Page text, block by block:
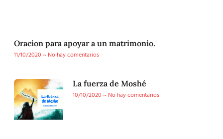
Oracion para apoyar a un matrimonio.
11/10/2020
No hay comentarios
La fuerza de Moshé
10/10/2020
No hay comentarios